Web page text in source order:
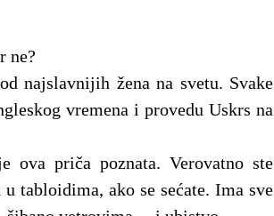
ne?
najslavnijih žena na svetu. Svake
vremena i provedu Uskrs na
priča poznata. Verovatno ste
tabloidima, ako se sećate. Ima sve